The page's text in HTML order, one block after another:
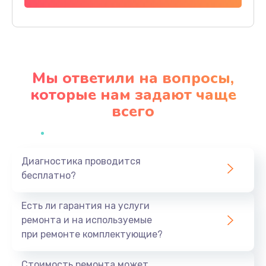
Заказать
Замена мультиконтроллера
Заказать
590 руб.
Мы ответили на вопросы,
которые нам задают чаще
всего
Диагностика проводится
бесплатно?
Есть ли гарантия на услуги
ремонта и на используемые
при ремонте комплектующие?